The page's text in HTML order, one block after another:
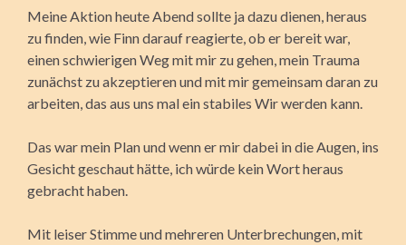
Meine Aktion heute Abend sollte ja dazu dienen, heraus
zu finden, wie Finn darauf reagierte, ob er bereit war,
einen schwierigen Weg mit mir zu gehen, mein Trauma
zunächst zu akzeptieren und mit mir gemeinsam daran zu
arbeiten, das aus uns mal ein stabiles Wir werden kann.
Das war mein Plan und wenn er mir dabei in die Augen, ins
Gesicht geschaut hätte, ich würde kein Wort heraus
gebracht haben.
Mit leiser Stimme und mehreren Unterbrechungen, mit